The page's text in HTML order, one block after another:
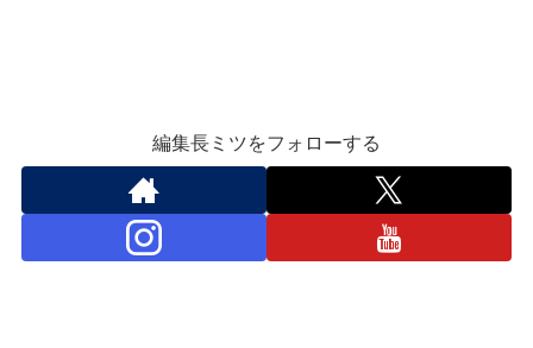
編集長ミツをフォローする